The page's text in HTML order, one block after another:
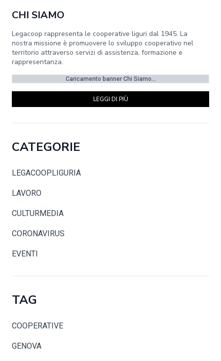
CHI SIAMO
Legacoop rappresenta le cooperative liguri dal 1945. La
nostra missione è promuovere lo sviluppo cooperativo nel
territorio attraverso servizi di assistenza, formazione e
rappresentanza.
Caricamento banner Chi Siamo...
LEGGI DI PIÙ
CATEGORIE
LEGACOOPLIGURIA
LAVORO
CULTURMEDIA
CORONAVIRUS
EVENTI
TAG
COOPERATIVE
GENOVA